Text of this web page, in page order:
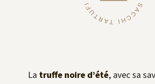
La truffe noire d’été, avec sa